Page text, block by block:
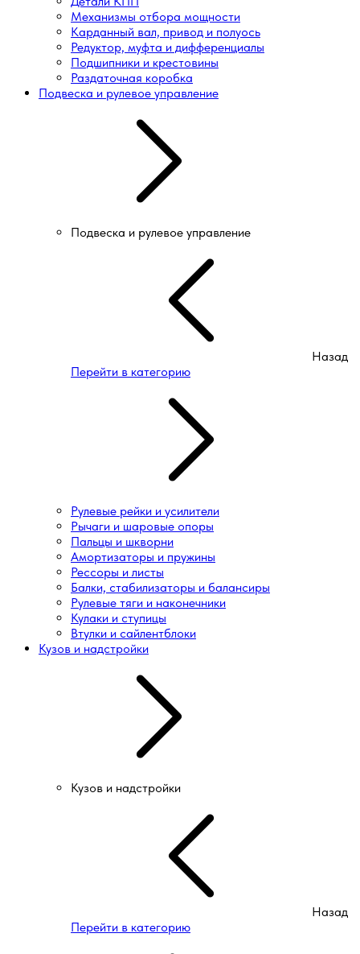
Механизмы отбора мощности
Карданный вал, привод и полуось
Редуктор, муфта и дифференциалы
Подшипники и крестовины
Раздаточная коробка
Подвеска и рулевое управление
Подвеска и рулевое управление
Назад
Перейти в категорию
Рулевые рейки и усилители
Рычаги и шаровые опоры
Пальцы и шкворни
Амортизаторы и пружины
Рессоры и листы
Балки, стабилизаторы и балансиры
Рулевые тяги и наконечники
Кулаки и ступицы
Втулки и сайлентблоки
Кузов и надстройки
Кузов и надстройки
Назад
Перейти в категорию